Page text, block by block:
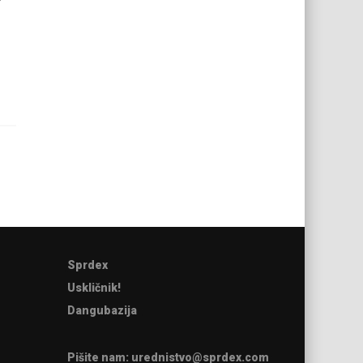
Sprdex
Uskličnik!
Dangubazija
Pišite nam: urednistvo@sprdex.com